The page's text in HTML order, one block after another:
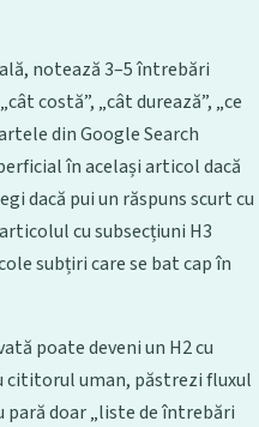
notează 3–5 întrebări
costă”, „cât durează”, „ce
din Google Search
în același articol dacă
dacă pui un răspuns scurt cu
cu subsecțiuni H3
subțiri care se bat cap în
poate deveni un H2 cu
cititorul uman, păstrezi fluxul
doar „liste de întrebări